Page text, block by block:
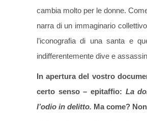
cambia molto per le donne.
narra di un immaginario
l’iconografia di una santa e
indifferentemente dive e
In apertura del vostro
certo senso – epitaffio: La
l’odio in delitto. Ma come?